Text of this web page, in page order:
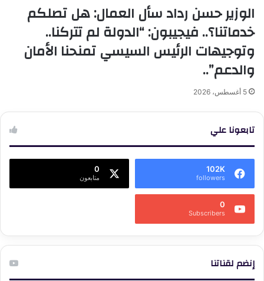
الوزير حسن رداد سأل العمال: هل تصلكم
خدماتنا؟.. فيجيبون: “الدولة لم تتركنا..
وتوجيهات الرئيس السيسي تمنحنا الأمان
والدعم”..
5 أغسطس، 2026
تابعونا علي
102K
followers
0
متابعون
0
Subscribers
إنضم لقناتنا